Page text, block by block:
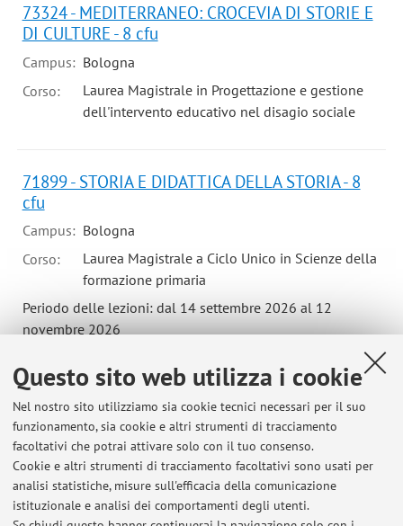
Questo sito web utilizza i cookie
Nel nostro sito utilizziamo sia cookie tecnici necessari per il suo
funzionamento, sia cookie e altri strumenti di tracciamento
facoltativi che potrai attivare solo con il tuo consenso.
Cookie e altri strumenti di tracciamento facoltativi sono usati per
analisi statistiche, misure sull'efficacia della comunicazione
istituzionale e analisi dei comportamenti degli utenti.
73324 - MEDITERRANEO: CROCEVIA DI STORIE E
DI CULTURE - 8 cfu
Campus: Bologna
Corso:
Laurea Magistrale in Progettazione e gestione
dell'intervento educativo nel disagio sociale
71899 - STORIA E DIDATTICA DELLA STORIA - 8
cfu
Campus: Bologna
Corso:
Laurea Magistrale a Ciclo Unico in Scienze della
formazione primaria
Periodo delle lezioni: dal 14 settembre 2026 al 12
novembre 2026
Ultimi avvisi
Programmi d'esame antecedenti a.a. 2024/2025